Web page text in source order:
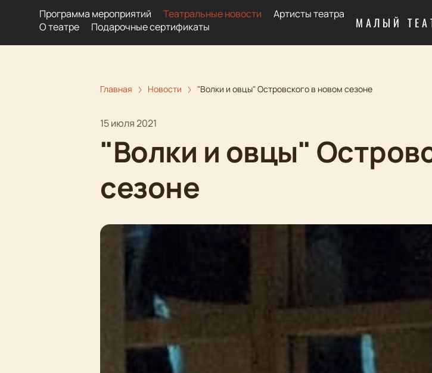
МАЛЫЙ
Программа мероприятий Театральные новости
Артисты театра
О театре
Подарочные сертификаты
Главная Новости "Волки и овцы" Островского в новом сезоне
15 июля 2021
"Волки и овцы"
сезоне